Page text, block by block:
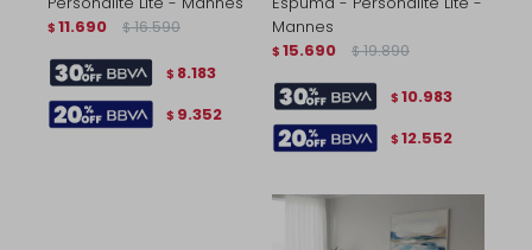
$ 11.690 $ 16.590
$ 8.183
$ 9.352
Mannes
$ 15.690 $ 19.890
$ 10.983
$ 12.552